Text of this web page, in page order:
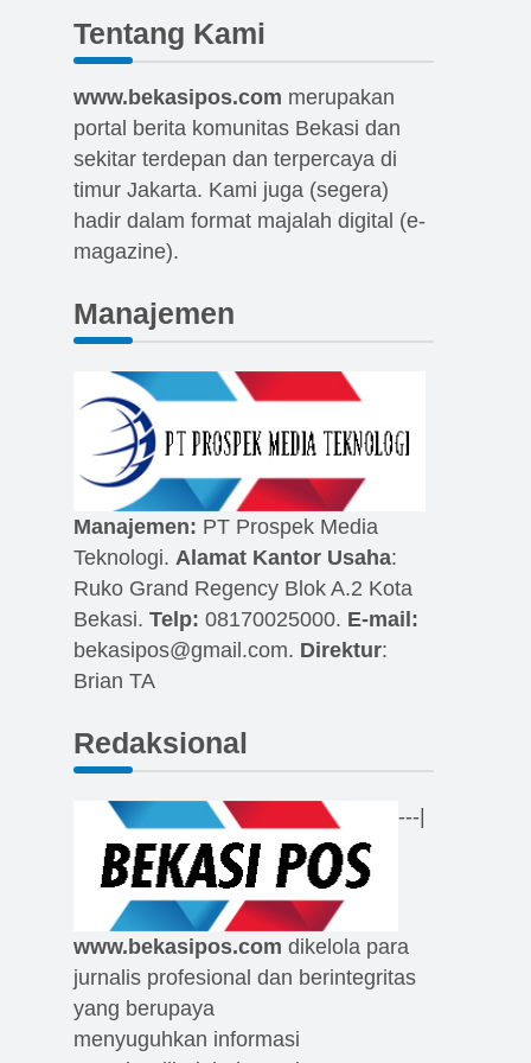
Tentang Kami
www.bekasipos.com merupakan
portal berita komunitas Bekasi dan
sekitar terdepan dan terpercaya di
timur Jakarta. Kami juga (segera)
hadir dalam format majalah digital (e-
magazine).
Manajemen
Manajemen: PT Prospek Media
Teknologi. Alamat Kantor Usaha:
Ruko Grand Regency Blok A.2 Kota
Bekasi. Telp: 08170025000. E-mail:
bekasipos@gmail.com. Direktur:
Brian TA
Redaksional
---|
www.bekasipos.com dikelola para
jurnalis profesional dan berintegritas
yang berupaya
menyuguhkan informasi